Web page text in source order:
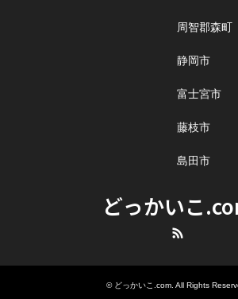
周智郡森町
静岡市
富士宮市
藤枝市
島田市
どっかいこ
© どっかいこ.com . All Rights